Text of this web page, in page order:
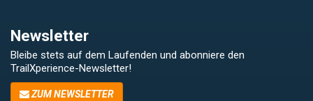
Newsletter
Bleibe stets auf dem Laufenden und abonniere den
TrailXperience-Newsletter!
ZUM NEWSLETTER